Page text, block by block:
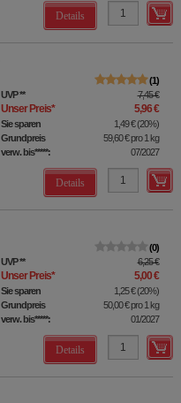
Details
1
UVP** 7,45 €
Unser Preis* 5,96 €
Sie sparen 1,49 €(20%)
Grundpreis
59,60 €pro 1 kg
verw. bis*****:
07/2027
Details
0
UVP** 6,25 €
Unser Preis* 5,00 €
Sie sparen 1,25 €(20%)
Grundpreis
50,00 €pro 1 kg
verw. bis*****:
01/2027
Details